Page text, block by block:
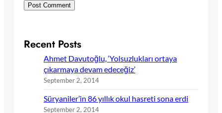
Recent Posts
Ahmet Davutoğlu, ‘Yolsuzlukları ortaya
çıkarmaya devam edeceğiz’
September 2, 2014
Süryaniler’in 86 yıllık okul hasreti sona erdi
September 2, 2014